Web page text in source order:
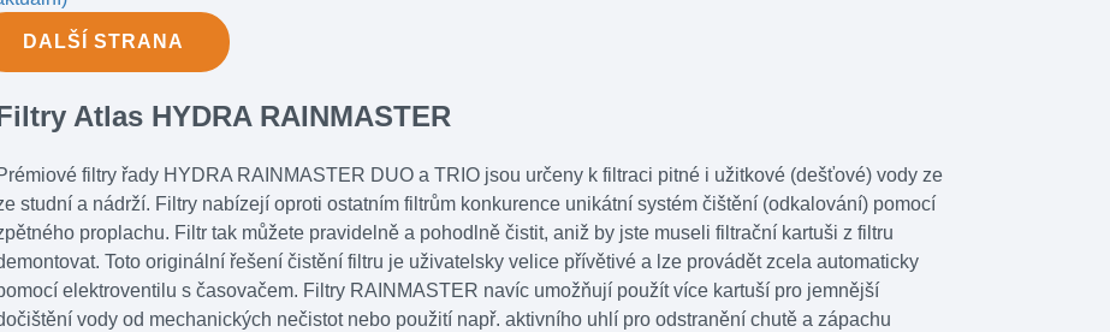
DALŠÍ STRANA
Atlas HYDRA RAINMASTER
filtry řady HYDRA RAINMASTER DUO a TRIO jsou určeny k filtraci pitné i užitkové (dešťové) vody ze
studní a nádrží. Filtry nabízejí oproti ostatním filtrům konkurence unikátní systém čištění (odkalování) pomocí
proplachu. Filtr tak můžete pravidelně a pohodlně čistit, aniž by jste museli filtrační kartuši z filtru
Toto originální řešení čistění filtru je uživatelsky velice přívětivé a lze provádět zcela automaticky
elektroventilu s časovačem. Filtry RAINMASTER navíc umožňují použít více kartuší pro jemnější
vody od mechanických nečistot nebo použití např. aktivního uhlí pro odstranění chutě a zápachu